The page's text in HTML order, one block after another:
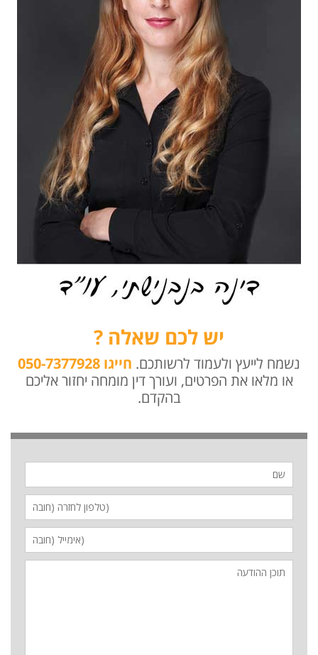
יש לכם שאלה ?
נשמח לייעץ ולעמוד לרשותכם. חייגו 050-7377928
או מלאו את הפרטים, ועורך דין מומחה יחזור אליכם
בהקדם.